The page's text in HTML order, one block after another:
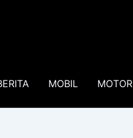
MOBIL MOTOR